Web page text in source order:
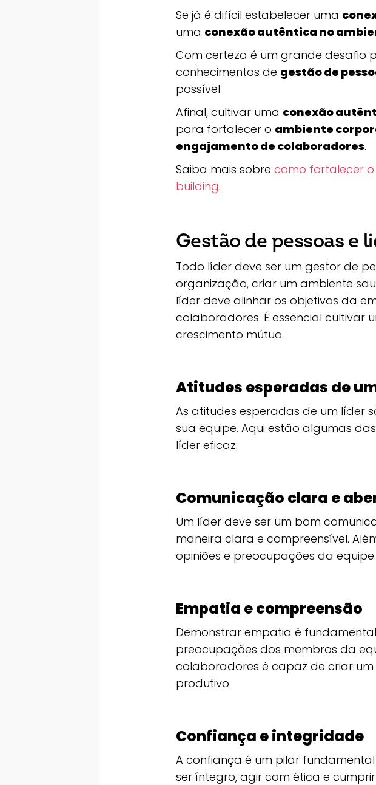
Se já é difícil estabelecer uma
uma conexão autêntica no
Com certeza é um grande desafio
conhecimentos de gestão de
possível.
Afinal, cultivar uma conexão
para fortalecer o ambiente
engajamento de colaboradores.
Saiba mais sobre como fortalecer
building.
Gestão de pessoas e
Todo líder deve ser um gestor de
organização, criar um ambiente
líder deve alinhar os objetivos da
colaboradores. É essencial cultivar
crescimento mútuo.
Atitudes esperadas de
As atitudes esperadas de um líder
sua equipe. Aqui estão algumas
líder eficaz:
Comunicação clara e
Um líder deve ser um bom
maneira clara e compreensível.
opiniões e preocupações da equipe.
Empatia e compreensão
Demonstrar empatia é
preocupações dos membros da
colaboradores é capaz de criar
produtivo.
Confiança e integridade
A confiança é um pilar
ser íntegro, agir com ética e